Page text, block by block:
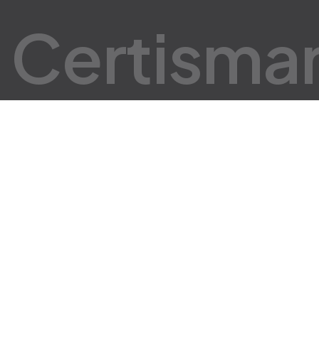
Certisma